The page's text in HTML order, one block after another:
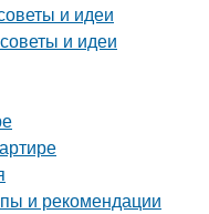
и идеи
и идеи
и рекомендации